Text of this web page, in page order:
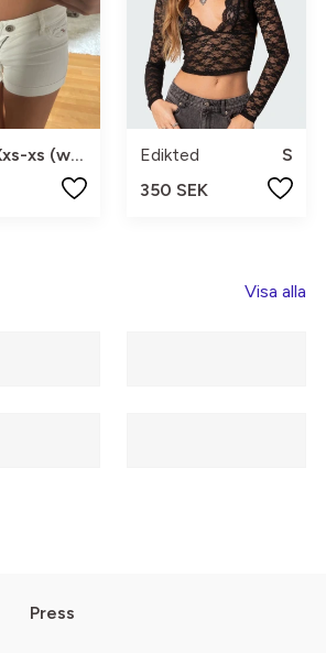
Xxs-xs (w 25)
Edikted
S
350 SEK
Visa alla
Press